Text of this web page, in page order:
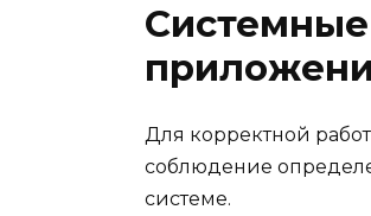
Для корректной
соблюдение
системе.